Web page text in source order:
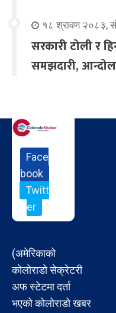
१८ श्रावण २०८३,
सरकारी टोली र
समझदारी,
Face
book
Twitt
er
(अमेरिकाको
कोलोराडो सेक्रेटरी
अफ स्टेटमा दर्ता
भएको कोलोराडो खबर